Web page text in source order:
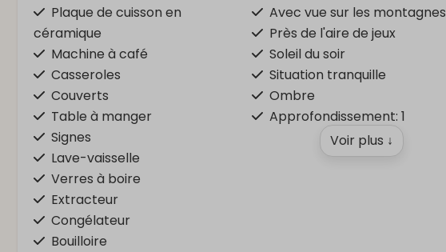
Plaque de cuisson en
céramique
Machine à café
Casseroles
Couverts
Table à manger
Signes
Lave-vaisselle
Verres à boire
Extracteur
Congélateur
Bouilloire
Avec vue sur les montagnes
Près de l'aire de jeux
Soleil du soir
Situation tranquille
Ombre
Approfondissement: 1
Voir plus ↓